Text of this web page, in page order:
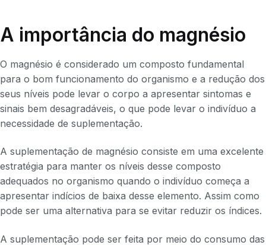
A importância do magnésio
O magnésio é considerado um composto fundamental
para o bom funcionamento do organismo e a redução dos
seus níveis pode levar o corpo a apresentar sintomas e
sinais bem desagradáveis, o que pode levar o indivíduo a
necessidade de suplementação.
A suplementação de magnésio consiste em uma excelente
estratégia para manter os níveis desse composto
adequados no organismo quando o indivíduo começa a
apresentar indícios de baixa desse elemento. Assim como
pode ser uma alternativa para se evitar reduzir os índices.
A suplementação pode ser feita por meio do consumo das